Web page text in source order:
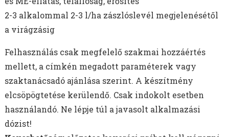
2-3 alkalommal 2-3 l/ha zászlóslevél megjelenésétől
a virágzásig
Felhasználás csak megfelelő szakmai hozzáértés
mellett, a címkén megadott paraméterek vagy
szaktanácsadó ajánlása szerint. A készítmény
elcsöpögtetése kerülendő. Csak indokolt esetben
használandó. Ne lépje túl a javasolt alkalmazási
dózist!